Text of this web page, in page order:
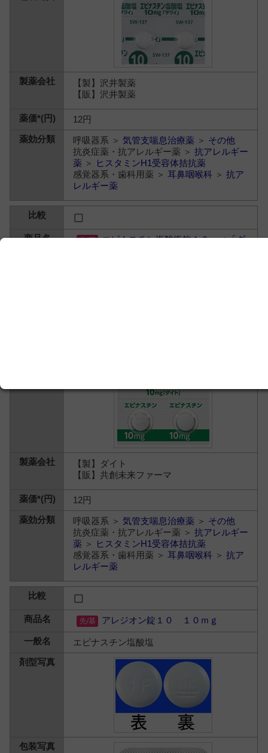
【製】沢井製薬
【販】沢井製薬
12円
呼吸器系 ＞気管支喘息治療薬 ＞ その他
抗炎症薬・抗アレルギー薬 ＞抗アレルギー
薬 ＞
ヒスタミンH1受容体拮抗薬
感覚器系・歯科用薬 ＞耳鼻咽喉科 ＞抗ア
レルギー薬
エピナスチン塩酸塩錠１０ｍｇ「ダ
【製】ダイト
【販】共創未来ファーマ
12円
呼吸器系 ＞気管支喘息治療薬 ＞ その他
抗炎症薬・抗アレルギー薬 ＞抗アレルギー
薬 ＞
ヒスタミンH1受容体拮抗薬
感覚器系・歯科用薬 ＞耳鼻咽喉科 ＞抗ア
レルギー薬
アレジオン錠１０ １０ｍｇ
エピナスチン塩酸塩